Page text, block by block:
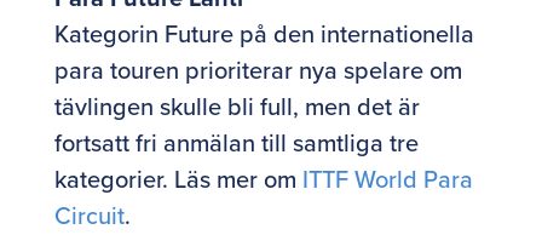
Kategorin Future på den internationella
para touren prioriterar nya spelare om
tävlingen skulle bli full, men det är
fortsatt fri anmälan till samtliga tre
kategorier. Läs mer om ITTF World Para
Circuit.